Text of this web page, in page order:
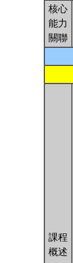
核心
能力
關聯
課程
概述